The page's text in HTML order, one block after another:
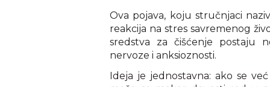
Ova pojava, koju stručnjaci
reakcija na stres savremenog
sredstva za čišćenje postaju
nervoze i anksioznosti.
Ideja je jednostavna: ako se